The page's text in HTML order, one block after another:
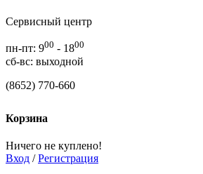
Сервисный центр
пн-пт: 900 - 1800
сб-вс: выходной
(8652) 770-660
Корзина
Ничего не куплено!
Вход /Регистрация